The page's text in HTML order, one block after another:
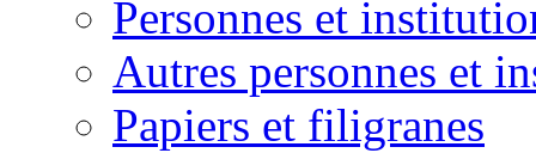
Personnes et
Autres personnes et
Papiers et filigranes